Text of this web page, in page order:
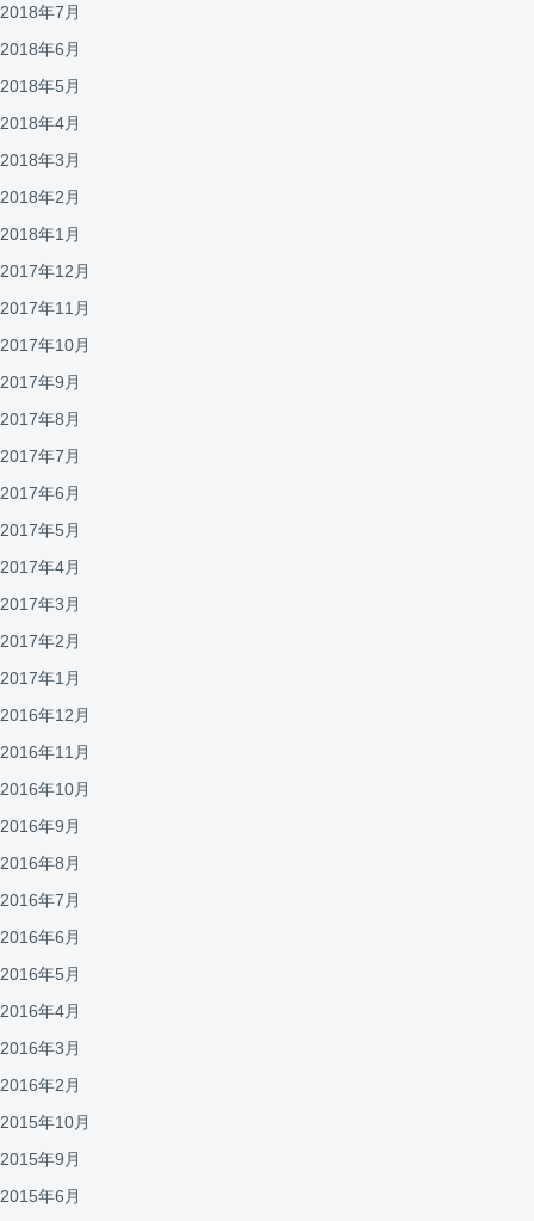
2018年7月
2018年6月
2018年5月
2018年4月
2018年3月
2018年2月
2018年1月
2017年12月
2017年11月
2017年10月
2017年9月
2017年8月
2017年7月
2017年6月
2017年5月
2017年4月
2017年3月
2017年2月
2017年1月
2016年12月
2016年11月
2016年10月
2016年9月
2016年8月
2016年7月
2016年6月
2016年5月
2016年4月
2016年3月
2016年2月
2015年10月
2015年9月
2015年6月